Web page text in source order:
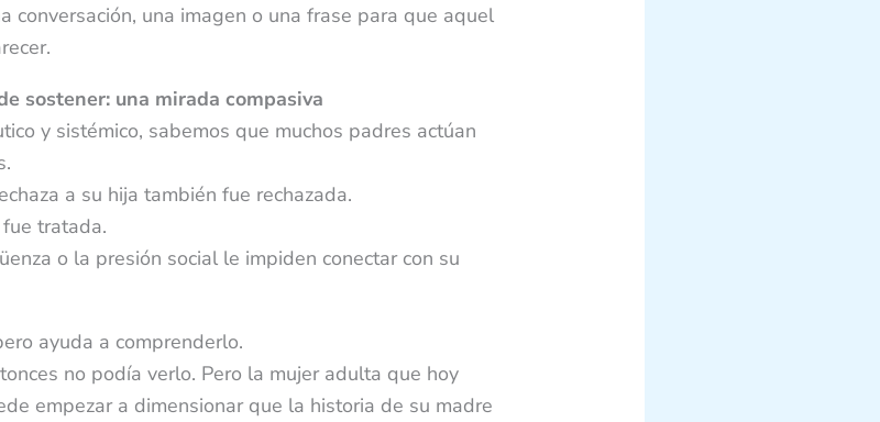
conversación, una imagen o una frase para que aquel
sostener: una mirada compasiva
y sistémico, sabemos que muchos padres actúan
a su hija también fue rechazada.
tratada.
o la presión social le impiden conectar con su
ayuda a comprenderlo.
no podía verlo. Pero la mujer adulta que hoy
empezar a dimensionar que la historia de su madre